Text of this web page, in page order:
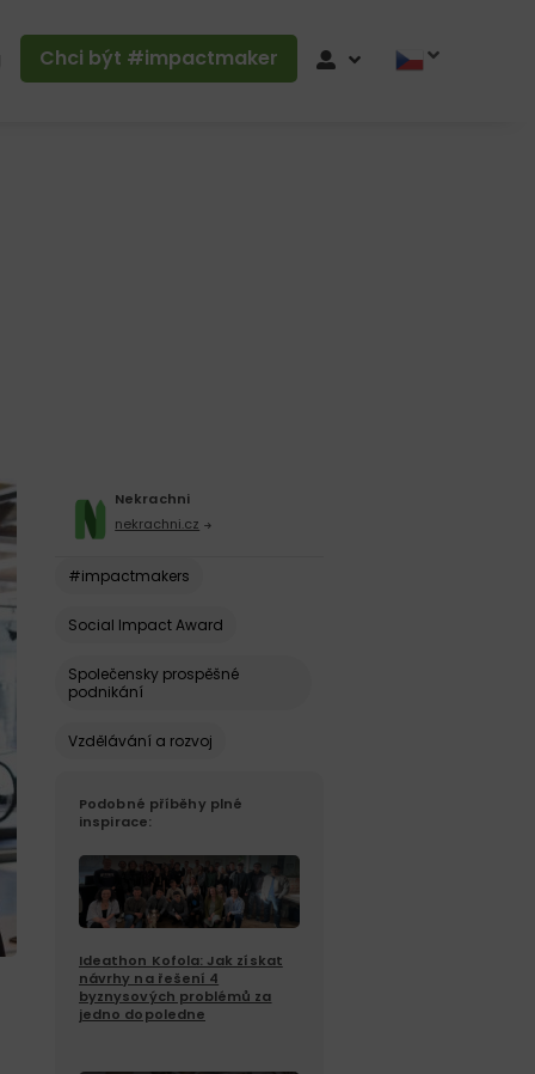
Chci být #impactmaker
Nekrachni
nekrachni.cz
#impactmakers
Social Impact Award
Společensky prospěšné
podnikání
Vzdělávání a rozvoj
Podobné příběhy plné
inspirace:
Ideathon Kofola: Jak získat
návrhy na řešení 4
byznysových problémů za
jedno dopoledne